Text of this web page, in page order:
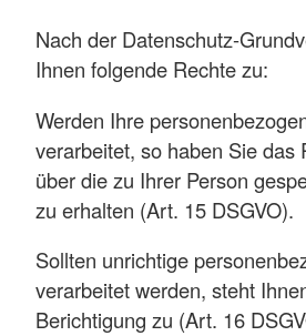
Nach der Datenschutz-
Ihnen folgende Rechte zu:
Werden Ihre
verarbeitet, so haben Sie das
über die zu Ihrer Person
zu erhalten (Art. 15 DSGVO).
Sollten unrichtige
verarbeitet werden, steht
Berichtigung zu (Art. 16